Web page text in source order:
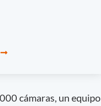
cámaras, un equipo